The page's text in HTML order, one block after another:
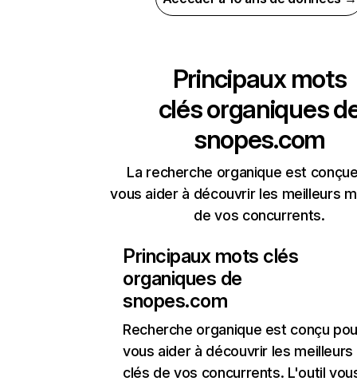
Principaux mots
clés organiques
snopes.com
La recherche organique est
vous aider à découvrir les meilleurs
de vos concurrents.
Principaux mots clés
organiques de
snopes.com
Recherche organique est conçu
vous aider à découvrir les
clés de vos concurrents. L'outil